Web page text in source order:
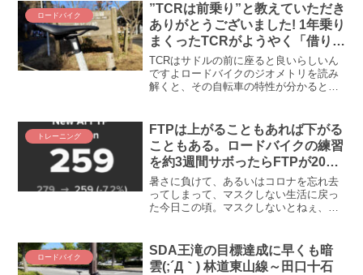
ロードバイク
”TCRは前乗り”と教えていただき
ありがとうございました! 1年乗り
まくったTCRがようやく「借りて
きた猫」でなくなるかもしれませ
ん
TCRはサドルの前に座ると良いらしいん
ですよロードバイクのジオメトリを読み
解くと、その自転車の特性が分かるとそ
いのか(・_・;) という訳で、今日も今日
とて、納車から...
トレーニング
FTPは上がることもあれば下がる
こともある。ロードバイクの練習
を約3週間サボったらFTPが20W
下がりました／(^o^)＼
暑さに負けて、あるいはコロナを忘れ去
ってしまって、マスクしない生活に戻っ
た今日この頃。マスクしないとねぇ、ほ
た記憶ないのに、今年は冬に1回、そして
今この時期にもう1回...
ロードバイク
SDA王滝の目標達成に早くも暗
雲(;´Д｀) 林道東山線～田口十石